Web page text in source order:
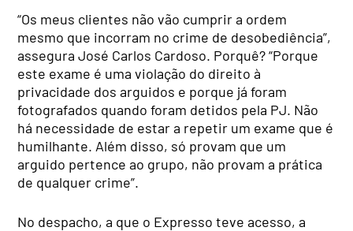
“Os meus clientes não vão cumprir a ordem
mesmo que incorram no crime de desobediência”,
assegura José Carlos Cardoso. Porquê? “Porque
este exame é uma violação do direito à
privacidade dos arguidos e porque já foram
fotografados quando foram detidos pela PJ. Não
há necessidade de estar a repetir um exame que é
humilhante. Além disso, só provam que um
arguido pertence ao grupo, não provam a prática
de qualquer crime”.
No despacho, a que o Expresso teve acesso, a